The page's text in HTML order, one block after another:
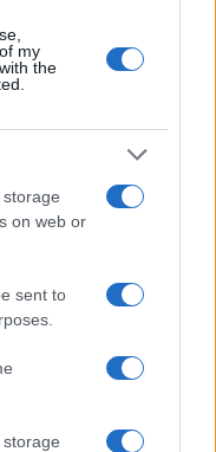
my
the
on web or
sent to